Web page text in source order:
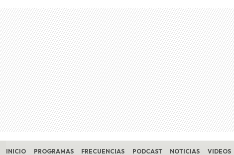
Skip to main content
INICIO PROGRAMAS FRECUENCIAS PODCAST NOTICIAS VIDEOS